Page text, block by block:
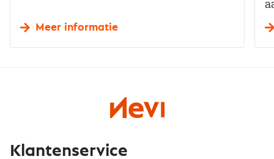
Meer informatie
Klantenservice